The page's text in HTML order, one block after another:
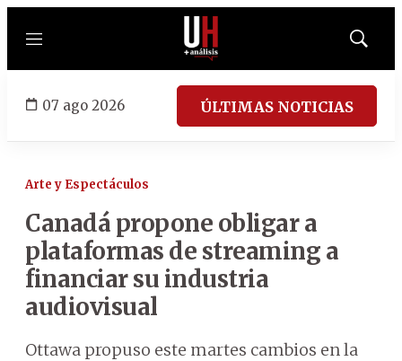
Menú
Mostrar
07 ago 2026 ÚLTIMAS NOTICIAS
Arte y Espectáculos
Canadá propone obligar a
plataformas de streaming a
financiar su industria
audiovisual
Ottawa propuso este martes cambios en la